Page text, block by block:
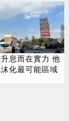
息而在實力 他
化最可能區域